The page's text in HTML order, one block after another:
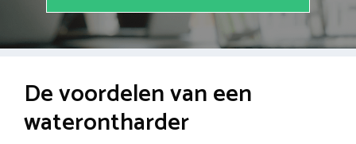
De voordelen van een
waterontharder